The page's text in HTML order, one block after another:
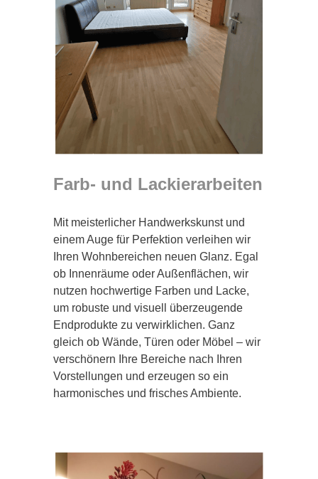
Farb- und Lackierarbeiten
Mit meisterlicher Handwerkskunst und
einem Auge für Perfektion verleihen wir
Ihren Wohnbereichen neuen Glanz. Egal
ob Innenräume oder Außenflächen, wir
nutzen hochwertige Farben und Lacke,
um robuste und visuell überzeugende
Endprodukte zu verwirklichen. Ganz
gleich ob Wände, Türen oder Möbel – wir
verschönern Ihre Bereiche nach Ihren
Vorstellungen und erzeugen so ein
harmonisches und frisches Ambiente.